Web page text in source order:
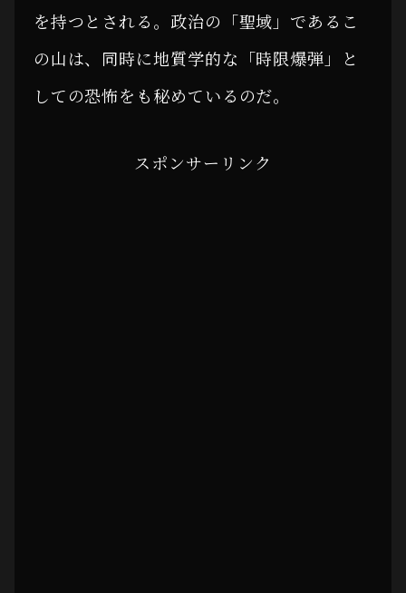
を持つとされる。政治の「聖域」であるこ
の山は、同時に地質学的な「時限爆弾」と
しての恐怖をも秘めているのだ。
スポンサーリンク